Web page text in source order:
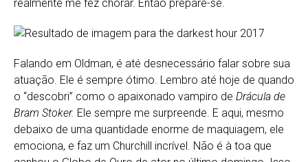
realmente me fez chorar. Então prepare-se.
Falando em Oldman, é até desnecessário falar sobre sua
atuação. Ele é sempre ótimo. Lembro até hoje de quando
o “descobri” como o apaixonado vampiro de Drácula de
Bram Stoker. Ele sempre me surpreende. E aqui, mesmo
debaixo de uma quantidade enorme de maquiagem, ele
emociona, e faz um Churchill incrível. Não é à toa que